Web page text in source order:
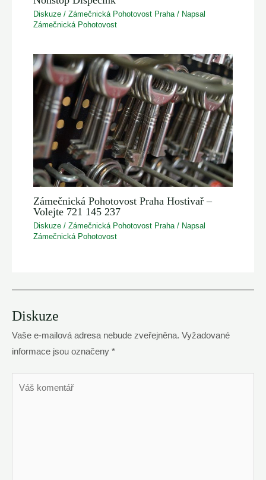
Diskuze /Zámečnická Pohotovost Praha/ Napsal
Zámečnická Pohotovost
Zámečnická Pohotovost Praha Hostivař –
Volejte 721 145 237
Diskuze /Zámečnická Pohotovost Praha / Napsal
Zámečnická Pohotovost
Diskuze
Vaše e-mailová adresa nebude zveřejněna. Vyžadované
informace jsou označeny *